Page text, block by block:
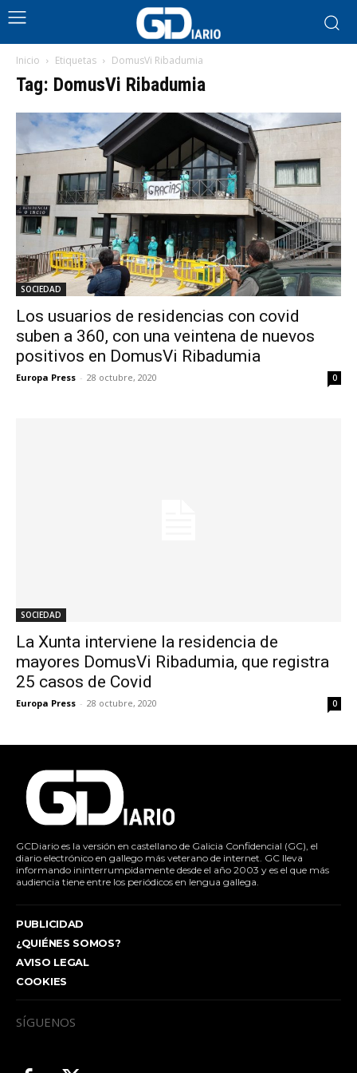
Inicio Etiquetas DomusVi Ribadumia
Tag: DomusVi Ribadumia
SOCIEDAD
Los usuarios de residencias con covid
suben a 360, con una veintena de nuevos
positivos en DomusVi Ribadumia
Europa Press - 28 octubre, 2020 0
SOCIEDAD
La Xunta interviene la residencia de
mayores DomusVi Ribadumia, que registra
25 casos de Covid
Europa Press - 28 octubre, 2020 0
GCDiario es la versión en castellano de Galicia Confidencial (GC), el
diario electrónico en gallego más veterano de internet. GC lleva
informando ininterrumpidamente desde el año 2003 y es el que más
audiencia tiene entre los periódicos en lengua gallega.
PUBLICIDAD
¿QUIÉNES SOMOS?
AVISO LEGAL
COOKIES
SÍGUENOS